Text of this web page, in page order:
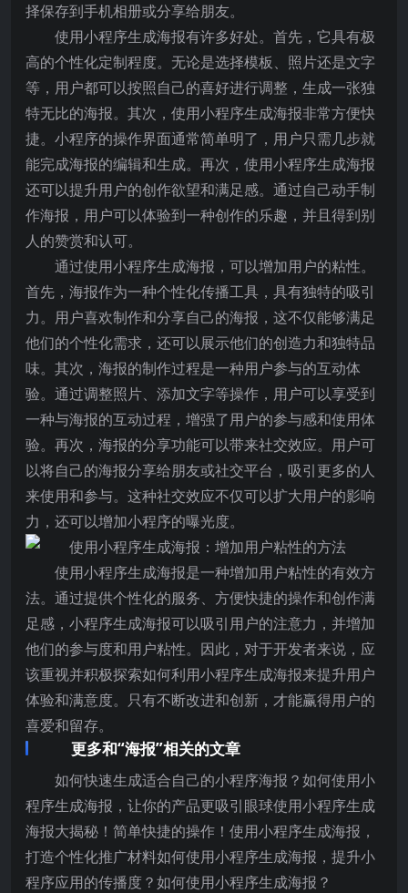
择保存到手机相册或分享给朋友。
使用小程序生成海报有许多好处。首先，它具有极
高的个性化定制程度。无论是选择模板、照片还是文字
等，用户都可以按照自己的喜好进行调整，生成一张独
特无比的海报。其次，使用小程序生成海报非常方便快
捷。小程序的操作界面通常简单明了，用户只需几步就
能完成海报的编辑和生成。再次，使用小程序生成海报
还可以提升用户的创作欲望和满足感。通过自己动手制
作海报，用户可以体验到一种创作的乐趣，并且得到别
人的赞赏和认可。
通过使用小程序生成海报，可以增加用户的粘性。
首先，海报作为一种个性化传播工具，具有独特的吸引
力。用户喜欢制作和分享自己的海报，这不仅能够满足
他们的个性化需求，还可以展示他们的创造力和独特品
味。其次，海报的制作过程是一种用户参与的互动体
验。通过调整照片、添加文字等操作，用户可以享受到
一种与海报的互动过程，增强了用户的参与感和使用体
验。再次，海报的分享功能可以带来社交效应。用户可
以将自己的海报分享给朋友或社交平台，吸引更多的人
来使用和参与。这种社交效应不仅可以扩大用户的影响
力，还可以增加小程序的曝光度。
使用小程序生成海报是一种增加用户粘性的有效方
法。通过提供个性化的服务、方便快捷的操作和创作满
足感，小程序生成海报可以吸引用户的注意力，并增加
他们的参与度和用户粘性。因此，对于开发者来说，应
该重视并积极探索如何利用小程序生成海报来提升用户
体验和满意度。只有不断改进和创新，才能赢得用户的
喜爱和留存。
更多和“海报”相关的文章
如何快速生成适合自己的小程序海报？如何使用小
程序生成海报，让你的产品更吸引眼球使用小程序生成
海报大揭秘！简单快捷的操作！使用小程序生成海报，
打造个性化推广材料如何使用小程序生成海报，提升小
程序应用的传播度？如何使用小程序生成海报？